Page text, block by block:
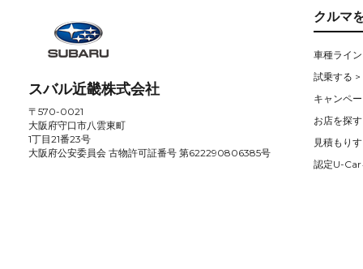
スバル近畿株式会社
〒570-0021
大阪府守口市八雲東町
1丁目21番23号
大阪府公安委員会 古物許可証番号 第622290806385号
クルマ
車種ライ
試乗する >
キャンペ
お店を探
見積もり
認定U-Car